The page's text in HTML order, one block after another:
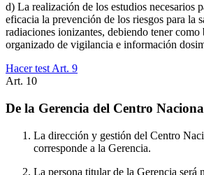
d) La realización de los estudios necesarios
eficacia la prevención de los riesgos para la
radiaciones ionizantes, debiendo tener como
organizado de vigilancia e información
Hacer test Art. 9
Art. 10
De la Gerencia del Centro
La dirección y gestión del Centro
corresponde a la Gerencia.
La persona titular de la Gerencia será